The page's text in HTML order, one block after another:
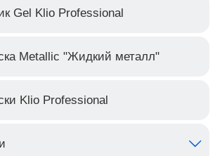
Gel Klio Professional
Metallic "Жидкий металл"
Klio Professional